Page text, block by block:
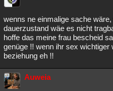
wenns ne einmalige sache
dauerzustand wäe es nicht
hoffe das meine frau bescheid
genüge !! wenn ihr sex
beziehung eh !!
Auweia